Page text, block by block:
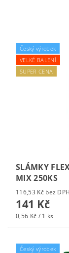
Český výrobek
VELKÉ BALENÍ
SUPER CENA
SLÁMKY
MIX 250KS
116,53 Kč bez DPH
141 Kč
0,56 Kč / 1 ks
Český výrobek